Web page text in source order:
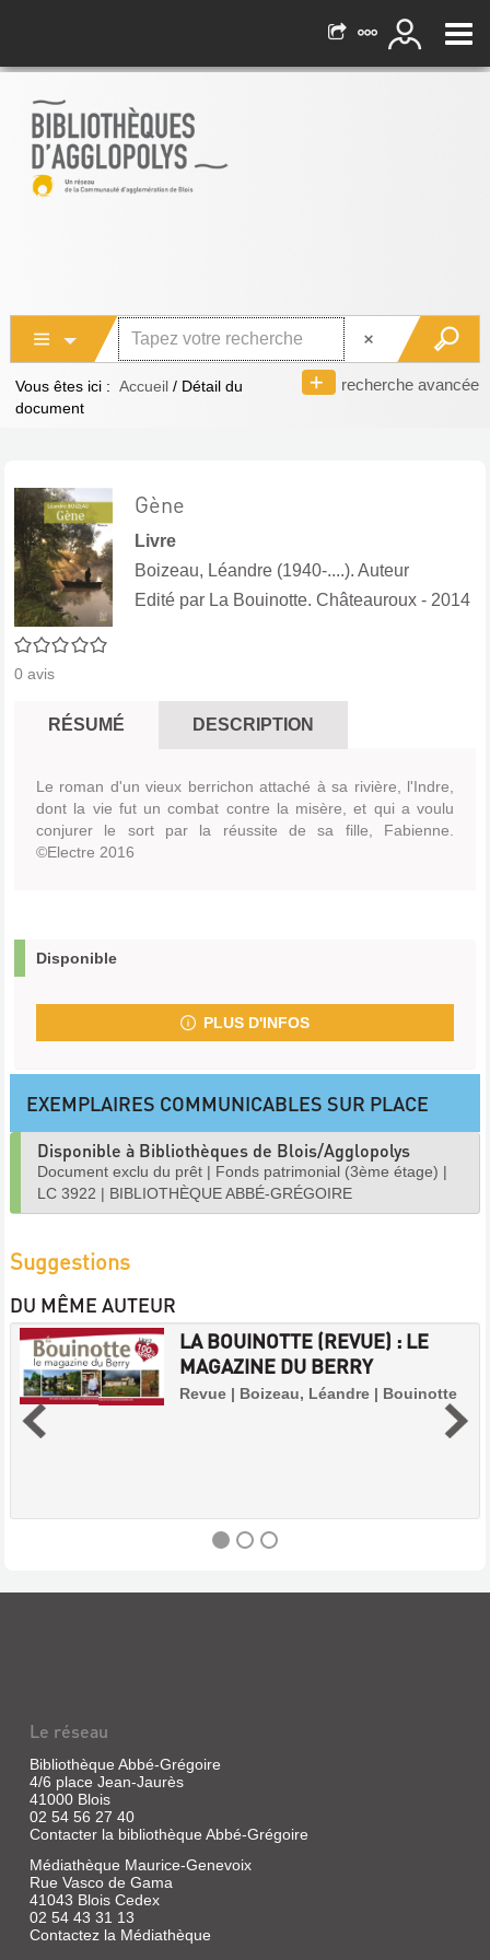
recherche avancée
Vous êtes ici : Accueil / Détail du
document
0/5
0 avis
Gène
Livre
Boizeau, Léandre (1940-....). Auteur
Edité par La Bouinotte. Châteauroux - 2014
RÉSUMÉ DESCRIPTION
Le roman d'un vieux berrichon attaché à sa rivière, l'Indre,
dont la vie fut un combat contre la misère, et qui a voulu
conjurer le sort par la réussite de sa fille, Fabienne.
©Electre 2016
Disponible
PLUS D'INFOS
EXEMPLAIRES COMMUNICABLES SUR PLACE
Disponible à Bibliothèques de Blois/Agglopolys
Document exclu du prêt | Fonds patrimonial (3ème étage) |
LC 3922 | BIBLIOTHÈQUE ABBÉ-GRÉGOIRE
Suggestions
DU MÊME AUTEUR
LA BOUINOTTE (REVUE) : LE
MAGAZINE DU BERRY
Revue | Boizeau, Léandre | Bouinotte
MAGAZINE
DU
BERRY
Revue
Boizeau,
Léandre
Bouinotte
Le réseau
Bibliothèque Abbé-Grégoire
4/6 place Jean-Jaurès
41000 Blois
02 54 56 27 40
Contacter la bibliothèque Abbé-Grégoire
Médiathèque Maurice-Genevoix
Rue Vasco de Gama
41043 Blois Cedex
02 54 43 31 13
Contactez la Médiathèque